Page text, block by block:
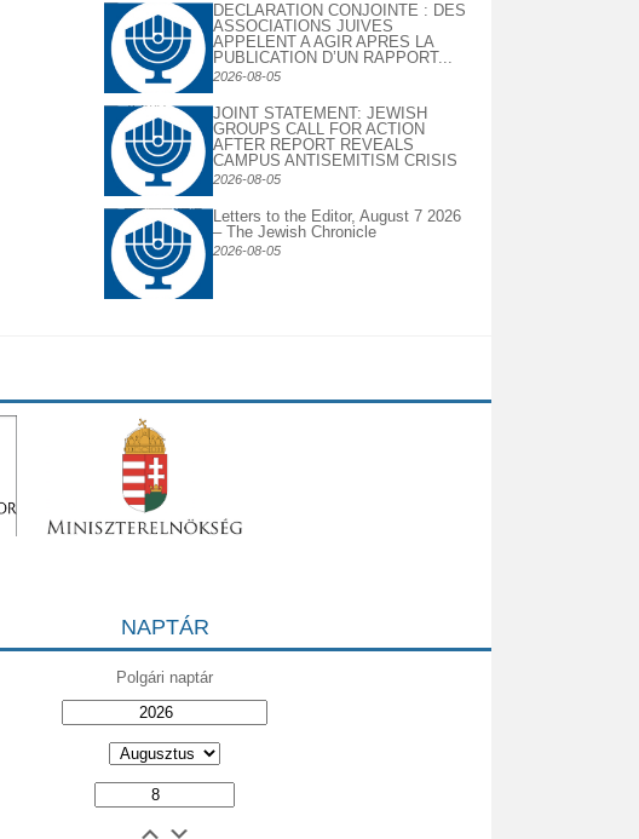
DECLARATION CONJOINTE : DES
ASSOCIATIONS JUIVES
APPELENT A AGIR APRES LA
PUBLICATION D’UN RAPPORT...
2026-08-05
JOINT STATEMENT: JEWISH
GROUPS CALL FOR ACTION
AFTER REPORT REVEALS
CAMPUS ANTISEMITISM CRISIS
2026-08-05
Letters to the Editor, August 7 2026
– The Jewish Chronicle
2026-08-05
NAPTÁR
Polgári naptár